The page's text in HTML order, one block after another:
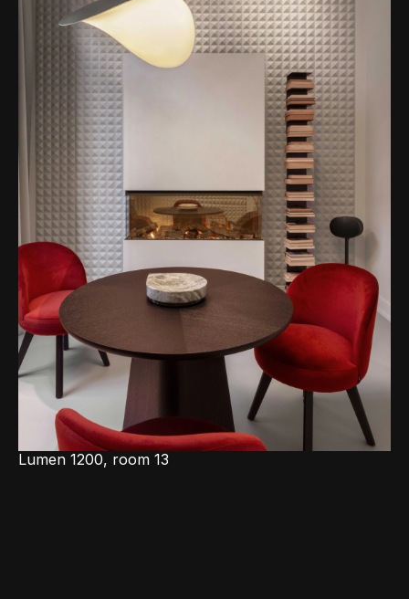
Lumen 1200, room 13